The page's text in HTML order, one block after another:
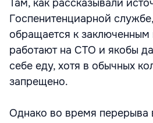
Там, как рассказывали
Госпенитенциарной
обращается к заключенным
работают на СТО и якобы
себе еду, хотя в обычных
запрещено.
Однако во время перерыва